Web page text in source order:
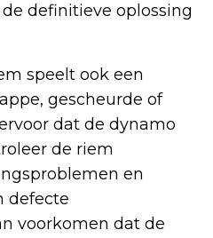
definitieve oplossing
speelt ook een
gescheurde of
dat de dynamo
de riem
en
defecte
voorkomen dat de